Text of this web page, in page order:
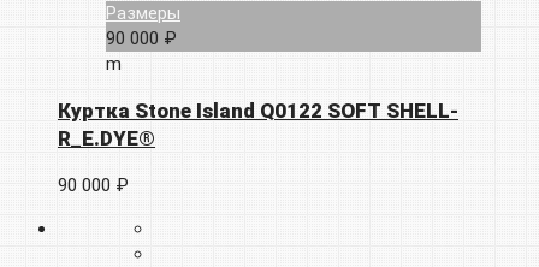
Размеры
90 000 ₽
m
Куртка Stone Island Q0122 SOFT SHELL-
R_E.DYE®
90 000 ₽